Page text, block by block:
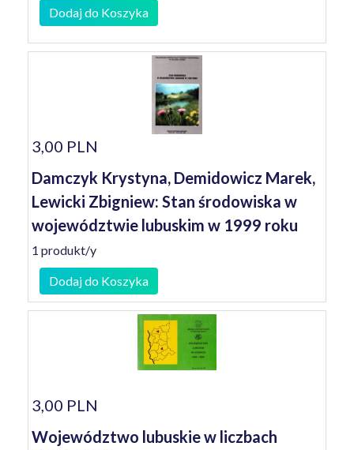
Dodaj do Koszyka
3,00 PLN
Damczyk Krystyna, Demidowicz Marek,
Lewicki Zbigniew: Stan środowiska w
województwie lubuskim w 1999 roku
1 produkt/y
Dodaj do Koszyka
3,00 PLN
Województwo lubuskie w liczbach